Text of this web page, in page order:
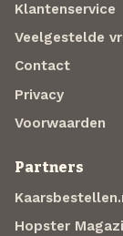
Klantenservice
Veelgestelde
Contact
Privacy
Voorwaarden
Partners
Hopster